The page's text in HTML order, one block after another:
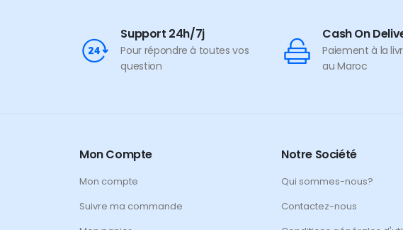
Support 24h/7j
Pour répondre à toutes vos
question
Cash On
Paiement à la
au Maroc
Mon Compte
Mon compte
Suivre ma commande
Notre Société
Qui sommes-nous?
Contactez-nous